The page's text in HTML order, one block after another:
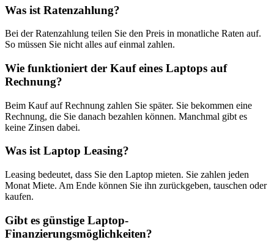
Was ist Ratenzahlung?
Bei der Ratenzahlung teilen Sie den Preis in monatliche Raten auf.
So müssen Sie nicht alles auf einmal zahlen.
Wie funktioniert der Kauf eines Laptops auf
Rechnung?
Beim Kauf auf Rechnung zahlen Sie später. Sie bekommen eine
Rechnung, die Sie danach bezahlen können. Manchmal gibt es
keine Zinsen dabei.
Was ist Laptop Leasing?
Leasing bedeutet, dass Sie den Laptop mieten. Sie zahlen jeden
Monat Miete. Am Ende können Sie ihn zurückgeben, tauschen oder
kaufen.
Gibt es günstige Laptop-
Finanzierungsmöglichkeiten?